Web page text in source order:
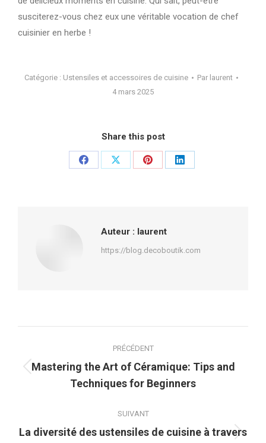
susciterez-vous chez eux une véritable vocation de chef
cuisinier en herbe !
Catégorie : Ustensiles et accessoires de cuisine Par laurent
4 mars 2025
Share this post
PartagerPartagerPartagerPartager
Auteur : laurent
https://blog.decoboutik.com
article
PRÉCÉDENT
Article
précédent
Mastering the Art of Céramique: Tips and
Techniques for Beginners
SUIVANT
Article
La diversité des ustensiles de cuisine à travers